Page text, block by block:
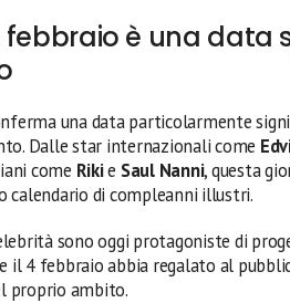
febbraio è una data
una data particolarmente
Dalle star internazionali come
come Rikie Saul Nanni, questa
calendario di compleanni illustri.
sono oggi protagoniste di
il 4 febbraio abbia regalato al
proprio ambito.